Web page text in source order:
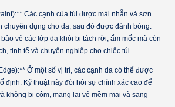
Các cạnh của túi được mài nhẵn và sơn
dụng cho da, sau đó được đánh bóng.
vệ các lớp da khỏi bị tách rời, ẩm mốc mà còn
tinh tế và chuyên nghiệp cho chiếc túi.
Ở một số vị trí, các cạnh da có thể được
định. Kỹ thuật này đòi hỏi sự chính xác cao để
không bị cộm, mang lại vẻ mềm mại và sang